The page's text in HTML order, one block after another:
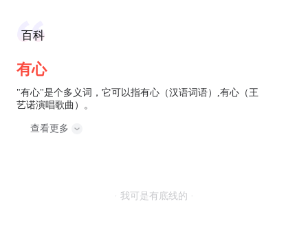
百科
有心
"有心"是个多义词，它可以指有心（汉语词语）,有心（王
艺诺演唱歌曲）。
查看更多
· 我可是有底线的 ·